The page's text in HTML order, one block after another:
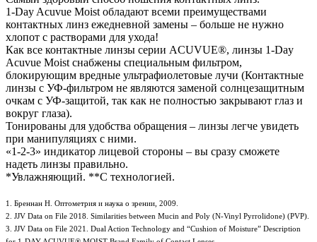
1-Day Acuvue Moist обладают всеми преимуществами
контактных линз ежедневной замены – больше не нужно
хлопот с растворами для ухода!
Как все контактные линзы серии ACUVUE®, линзы 1-Day
Acuvue Moist снабжены специальным фильтром,
блокирующим вредные ультрафиолетовые лучи (Контактные
линзы с УФ-фильтром не являются заменой солнцезащитным
очкам с УФ-защитой, так как не полностью закрывают глаз и
вокруг глаза).
Тонированы для удобства обращения – линзы легче увидеть
при манипуляциях с ними.
«1-2-3» индикатор лицевой стороны – вы сразу сможете
надеть линзы правильно.
*Увлажняющий. **С технологией.
1. Бреннан Н. Оптометрия и наука о зрении, 2009.
2. JJV Data on File 2018. Similarities between Mucin and Poly (N-Vinyl Pyrrolidone) (PVP).
3. JJV Data on File 2021. Dual Action Technology and “Cushion of Moisture” Description